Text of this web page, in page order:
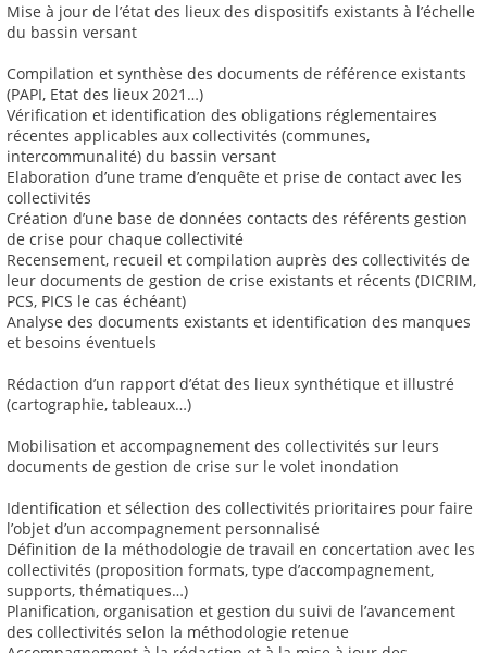
Mise à jour de l’état des lieux des dispositifs existants à l’échelle
du bassin versant
Compilation et synthèse des documents de référence existants
(PAPI, Etat des lieux 2021…)
Vérification et identification des obligations réglementaires
récentes applicables aux collectivités (communes,
intercommunalité) du bassin versant
Elaboration d’une trame d’enquête et prise de contact avec les
collectivités
Création d’une base de données contacts des référents gestion
de crise pour chaque collectivité
Recensement, recueil et compilation auprès des collectivités de
leur documents de gestion de crise existants et récents (DICRIM,
PCS, PICS le cas échéant)
Analyse des documents existants et identification des manques
et besoins éventuels
Rédaction d’un rapport d’état des lieux synthétique et illustré
(cartographie, tableaux…)
Mobilisation et accompagnement des collectivités sur leurs
documents de gestion de crise sur le volet inondation
Identification et sélection des collectivités prioritaires pour faire
l’objet d’un accompagnement personnalisé
Définition de la méthodologie de travail en concertation avec les
collectivités (proposition formats, type d’accompagnement,
supports, thématiques…)
Planification, organisation et gestion du suivi de l’avancement
des collectivités selon la méthodologie retenue